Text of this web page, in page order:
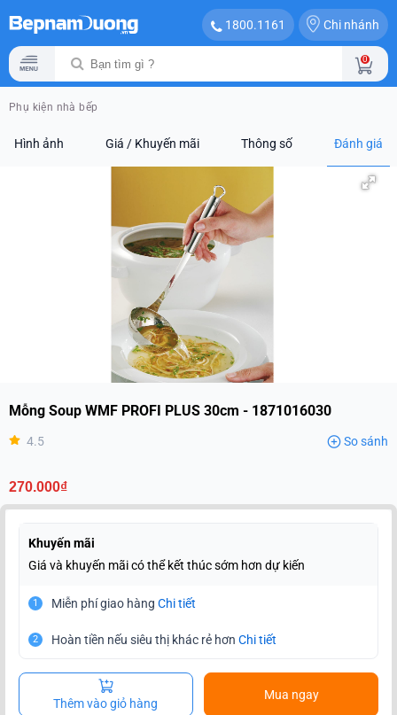
1800.1161 Chi nhánh
0
Phụ kiện nhà bếp
Hình ảnh Giá / Khuyến mãi Thông số Đánh giá
Mỗng Soup WMF PROFI PLUS 30cm - 1871016030
4.5 So sánh
270.000₫
Khuyến mãi
Giá và khuyến mãi có thể kết thúc sớm hơn dự kiến
1 Miễn phí giao hàng Chi tiết
2 Hoàn tiền nếu siêu thị khác rẻ hơn Chi tiết
Thêm vào giỏ hàng
Mua ngay